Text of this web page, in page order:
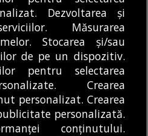
ultima grindă de
A0
COOKIES
Dezvoltarea și
Măsurarea
Stocarea și/sau
de pe un dispozitiv.
pentru selectarea
Crearea
personalizat. Crearea
personalizată.
conținutului.